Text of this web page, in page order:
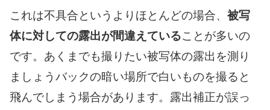
これは不具合というよりほとんどの場合、 被写
体に対しての露出が間違えていることが多いの
です。あくまでも撮りたい被写体の露出を測り
ましょうバックの暗い場所で白いものを撮ると
飛んでしまう場合があります。露出補正が誤っ